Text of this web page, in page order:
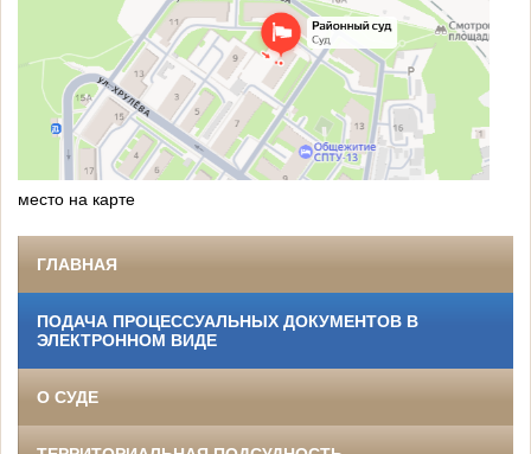
место на карте
ГЛАВНАЯ
ПОДАЧА ПРОЦЕССУАЛЬНЫХ ДОКУМЕНТОВ В
ЭЛЕКТРОННОМ ВИДЕ
О СУДЕ